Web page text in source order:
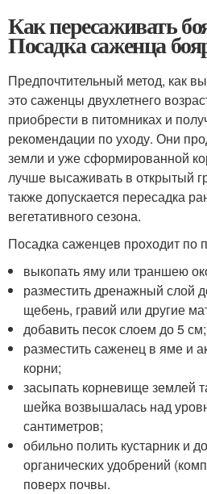
Как пересаживать
Посадка саженца
Предпочтительный метод, как
это саженцы двухлетнего
приобрести в питомниках и
рекомендации по уходу. Они
земли и уже сформированной
лучше высаживать в открытый
также допускается пересадка
вегетативного сезона.
Посадка саженцев проходит по
выкопать яму или траншею
разместить дренажный слой
щебень, гравий или другие
добавить песок слоем до 5 см;
разместить саженец в яме и
корни;
засыпать корневище землей
шейка возвышалась над
сантиметров;
обильно полить кустарник и
органических удобрений
поверх почвы.